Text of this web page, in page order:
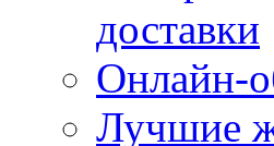
доставки
Онлайн-
Лучшие